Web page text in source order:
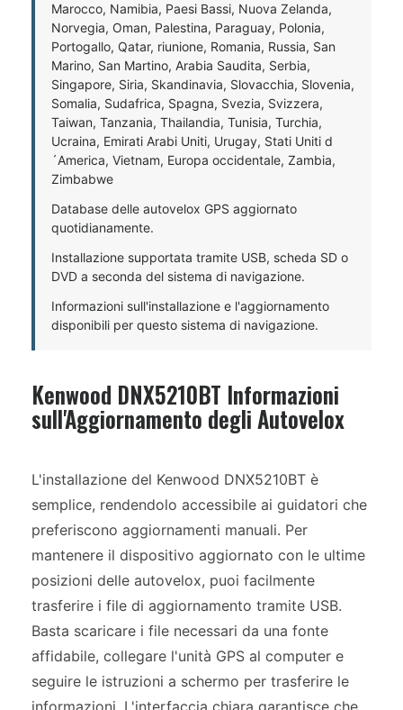
Marocco, Namibia, Paesi Bassi, Nuova Zelanda,
Norvegia, Oman, Palestina, Paraguay, Polonia,
Portogallo, Qatar, riunione, Romania, Russia, San
Marino, San Martino, Arabia Saudita, Serbia,
Singapore, Siria, Skandinavia, Slovacchia, Slovenia,
Somalia, Sudafrica, Spagna, Svezia, Svizzera,
Taiwan, Tanzania, Thailandia, Tunisia, Turchia,
Ucraina, Emirati Arabi Uniti, Urugay, Stati Uniti d
´America, Vietnam, Europa occidentale, Zambia,
Zimbabwe
Database delle autovelox GPS aggiornato
quotidianamente.
Installazione supportata tramite USB, scheda SD o
DVD a seconda del sistema di navigazione.
Informazioni sull'installazione e l'aggiornamento
disponibili per questo sistema di navigazione.
Kenwood DNX5210BT Informazioni
sull'Aggiornamento degli Autovelox
L'installazione del Kenwood DNX5210BT è
semplice, rendendolo accessibile ai guidatori che
preferiscono aggiornamenti manuali. Per
mantenere il dispositivo aggiornato con le ultime
posizioni delle autovelox, puoi facilmente
trasferire i file di aggiornamento tramite USB.
Basta scaricare i file necessari da una fonte
affidabile, collegare l'unità GPS al computer e
seguire le istruzioni a schermo per trasferire le
informazioni. L'interfaccia chiara garantisce che